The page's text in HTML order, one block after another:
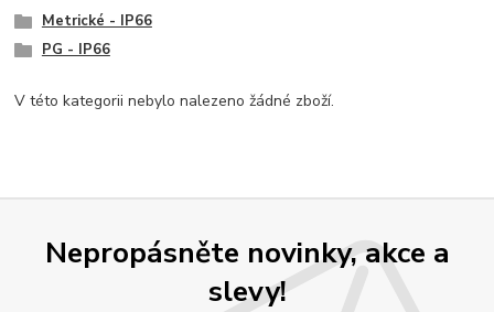
Metrické - IP66
PG - IP66
V této kategorii nebylo nalezeno žádné zboží.
Nepropásněte novinky, akce a
slevy!